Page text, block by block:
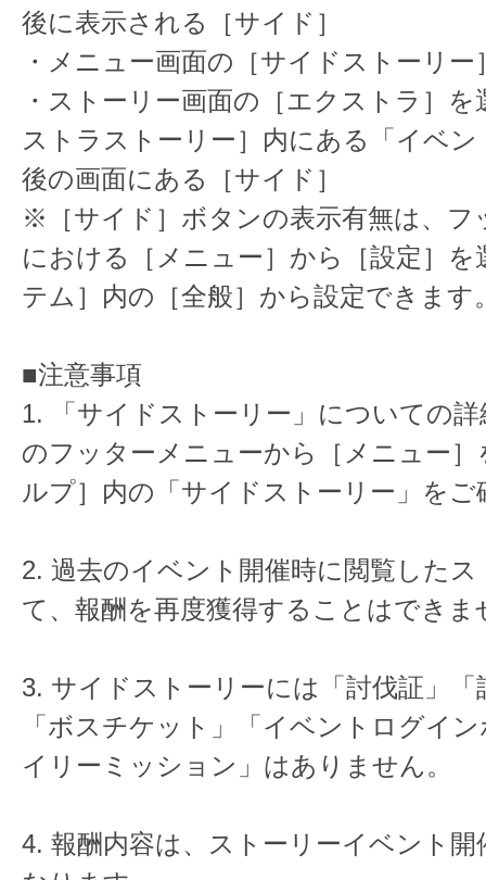
後に表示される［サイド］
・メニュー画面の［サイドストーリー
・ストーリー画面の［エクストラ］
ストラストーリー］内にある「イベ
後の画面にある［サイド］
※［サイド］ボタンの表示有無は、フ
における［メニュー］から［設定］を
テム］内の［全般］から設定できます
■注意事項
1. 「サイドストーリー」についての
のフッターメニューから［メニュー］
ルプ］内の「サイドストーリー」をご
2. 過去のイベント開催時に閲覧した
て、報酬を再度獲得することはできま
3. サイドストーリーには「討伐証」「
「ボスチケット」「イベントログイ
イリーミッション」はありません。
4. 報酬内容は、ストーリーイベント開